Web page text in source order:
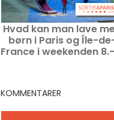
Hvad kan man lave
børn i Paris og Île-
France i weekenden
KOMMENTARER